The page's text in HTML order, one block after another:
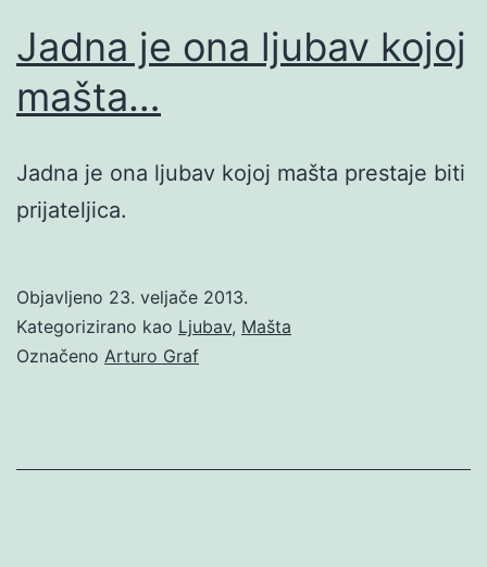
Jadna je ona ljubav kojoj
mašta…
Jadna je ona ljubav kojoj mašta prestaje biti
prijateljica.
Objavljeno 23. veljače 2013.
Kategorizirano kao Ljubav, Mašta
Označeno Arturo Graf